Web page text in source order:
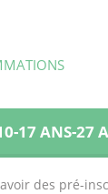
17 ANS-27
des pré-